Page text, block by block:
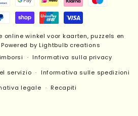
online winkel voor kaarten, puzzels en
Powered by Lightbulb creations
Informativa sulla privacy
servizio
Informativa sulle spedizioni
legale
Recapiti